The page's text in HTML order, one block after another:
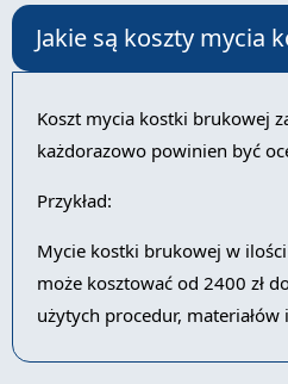
Jakie są koszty mycia
Koszt mycia kostki brukowej
każdorazowo powinien być
Przykład:
Mycie kostki brukowej w
może kosztować od 2400 zł
użytych procedur, materiałów